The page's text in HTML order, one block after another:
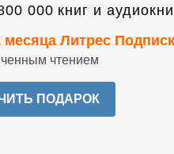
000 книг и
месяца Литрес
чтением
ПОДАРОК